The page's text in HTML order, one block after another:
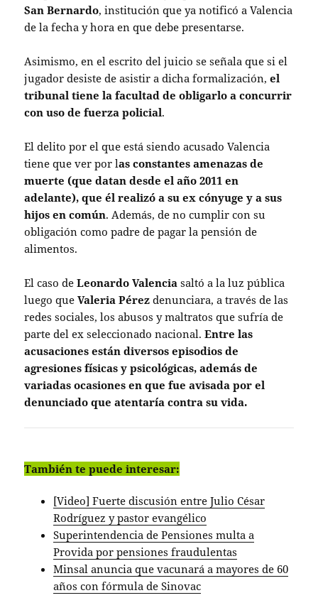
San Bernardo, institución que ya notificó a Valencia
de la fecha y hora en que debe presentarse.
Asimismo, en el escrito del juicio se señala que si el
jugador desiste de asistir a dicha formalización,el
tribunal tiene la facultad de obligarlo a concurrir
con uso de fuerza policial.
El delito por el que está siendo acusado Valencia
tiene que ver por las constantes amenazas de
muerte (que datan desde el año 2011 en
adelante), que él realizó a su ex cónyuge y a sus
hijos en común. Además, de no cumplir con su
obligación como padre de pagar la pensión de
alimentos.
El caso deLeonardo Valencia saltó a la luz pública
luego queValeria Pérez denunciara, a través de las
redes sociales, los abusos y maltratos que sufría de
parte del ex seleccionado nacional.Entre las
acusaciones están diversos episodios de
agresiones físicas y psicológicas, además de
variadas ocasiones en que fue avisada por el
denunciado que atentaría contra su vida.
También te puede interesar:
[Video] Fuerte discusión entre Julio César
Rodríguez y pastor evangélico
Superintendencia de Pensiones multa a
Provida por pensiones fraudulentas
Minsal anuncia que vacunará a mayores de 60
años con fórmula de Sinovac